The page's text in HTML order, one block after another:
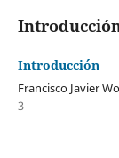
Introducción
Francisco Javier
3